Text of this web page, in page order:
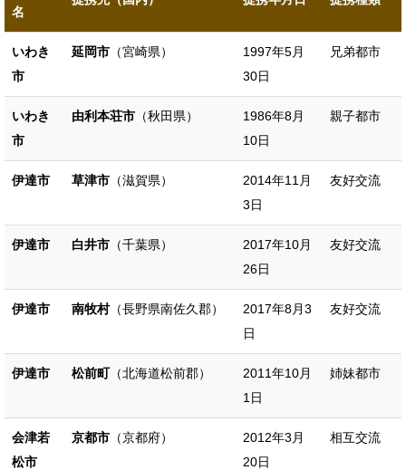
名
いわき
市
延岡市 （宮崎県）
1997年5月
30日
兄弟都市
いわき
市
由利本荘市 （秋田県）
1986年8月
10日
親子都市
伊達市 草津市 （滋賀県）
2014年11月
3日
友好交流
伊達市 白井市 （千葉県）
2017年10月
26日
友好交流
伊達市 南牧村（長野県南佐久郡）
2017年8月3
日
友好交流
伊達市 松前町 （北海道松前郡）
2011年10月
1日
姉妹都市
会津若
松市
京都市 （京都府）
2012年3月
20日
相互交流